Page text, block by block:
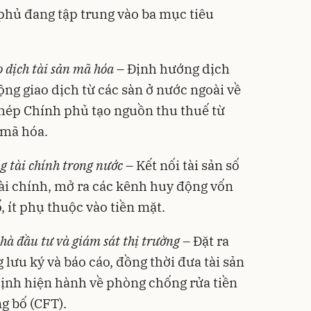
đang tập trung vào ba mục tiêu
dịch tài sản mã hóa– Định hướng dịch
giao dịch từ các sàn ở nước ngoài về
Chính phủ tạo nguồn thu thuế từ
hóa.
tài chính trong nước– Kết nối tài sản số
chính, mở ra các kênh huy động vốn
ít phụ thuộc vào tiền mặt.
đầu tư và giám sát thị trường– Đặt ra
ký và báo cáo, đồng thời đưa tài sản
hiện hành về phòng chống rửa tiền
bố (CFT).